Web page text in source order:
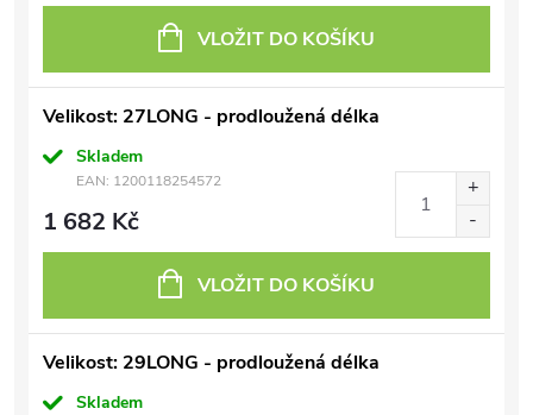
VLOŽIT DO KOŠÍKU
Velikost: 27LONG - prodloužená délka
Skladem
EAN: 1200118254572
1 682 Kč
VLOŽIT DO KOŠÍKU
Velikost: 29LONG - prodloužená délka
Skladem